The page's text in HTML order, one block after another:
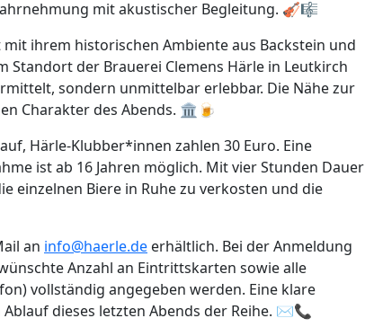
mit akustischer Begleitung. 🎻🎼
ihrem historischen Ambiente aus Backstein und
Standort der Brauerei Clemens Härle in Leutkirch
sondern unmittelbar erlebbar. Die Nähe zur
Charakter des Abends. 🏛️🍺
Härle-Klubber*innen zahlen 30 Euro. Eine
ist ab 16 Jahren möglich. Mit vier Stunden Dauer
einzelnen Biere in Ruhe zu verkosten und die
an info@haerle.de erhältlich. Bei der Anmeldung
Anzahl an Eintrittskarten sowie alle
vollständig angegeben werden. Eine klare
dieses letzten Abends der Reihe. ✉️📞